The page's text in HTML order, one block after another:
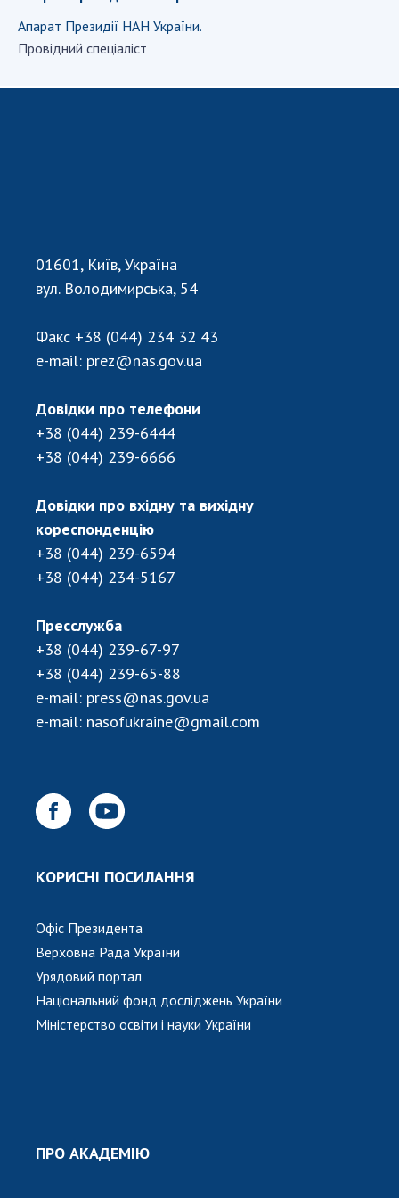
СТРУКТУРА
Ради, комітети та комісії
Наукові центри МОН та НАН України
ДІЯЛЬНІСТЬ
Засідання Президії НАН України
Річні звіти НАН України
Річні фінансові звіти НАН України
Наукові публікації та видавнича діяльність
трансфер технологій в наукових установах
Наукові об'єкти, що становлять національне
надбання
Центри колективного користування
науковими приладами НАН України
Оцінювання ефективності діяльності
Відкрита наука в НАН України
Підготовка наукових кадрів
МІЖНАРОДНЕ СПІВРОБІТНИЦТВО
Членство в міжнародних організаціях
Міжнародні угоди
Міжнародні програми та конкурси
Бланки документів
Апарат Президії НАН України.
Провідний спецiалiст
01601, Київ, Україна
вул. Володимирська, 54
Факс +38 (044) 234 32 43
e-mail: prez@nas.gov.ua
Довідки про телефони
+38 (044) 239-6444
+38 (044) 239-6666
Довідки про вхідну та вихідну
кореспонденцію
+38 (044) 239-6594
+38 (044) 234-5167
Пресслужба
+38 (044) 239-67-97
+38 (044) 239-65-88
e-mail: press@nas.gov.ua
e-mail: nasofukraine@gmail.com
КОРИСНІ ПОСИЛАННЯ
Офіс Президента
Верховна Рада України
Урядовий портал
Національний фонд досліджень України
Міністерство освіти і науки України
ПРО АКАДЕМІЮ